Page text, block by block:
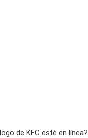
de KFC esté en línea?